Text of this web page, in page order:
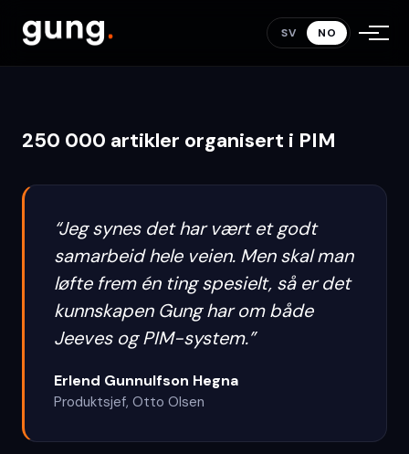
SV NO
med Gungs PIM-system.
250 000 artikler organisert i PIM
“Jeg synes det har vært et godt
samarbeid hele veien. Men skal man
løfte frem én ting spesielt, så er det
kunnskapen Gung har om både
Jeeves og PIM-system.”
Erlend Gunnulfson Hegna
Produktsjef, Otto Olsen